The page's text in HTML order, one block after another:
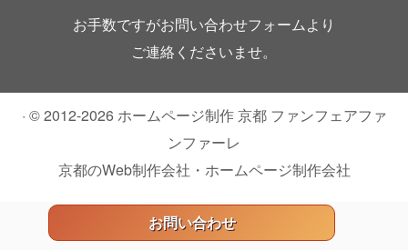
お手数ですがお問い合わせフォームより
ご連絡くださいませ。
· © 2012-2026ホームページ制作 京都 ファンフェアファ
ンファーレ
京都のWeb制作会社・ホームページ制作会社
お問い合わせ